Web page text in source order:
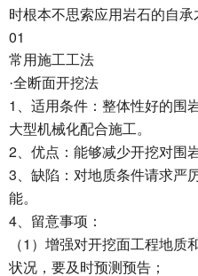
时根本不思索应用岩石的自承
01
常用施工工法
·全断面开挖法
1
、适用条件：整体性好的围
大型机械化配合施工。
2 、优点：能够减少开挖对围
3 、缺陷：对地质条件请求严
能。
4 、留意事项：
（1 ）增强对开挖面工程地质
状况，要及时预测预告；